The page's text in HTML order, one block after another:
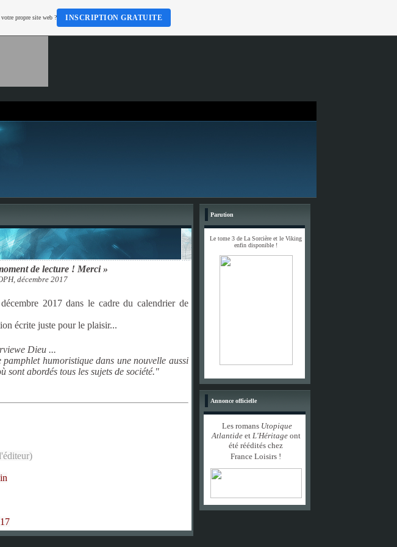
de lecture ! Merci»
décembre 2017
2017 dans le cadre du calendrier de
écrite juste pour le plaisir...
Dieu ...
pamphlet humoristique dans une nouvelle aussi
sont abordés tous les sujets de société."
Parution
Le tome 3 de La Sorcière et le Viking
enfin disponible !
Annonce officielle
Les romans Utopique
Atlantideet L'Héritageont
été réédités chez
France Loisirs !
propre site web ? INSCRIPTION GRATUITE